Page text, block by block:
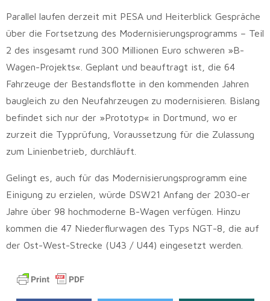
Parallel laufen derzeit mit PESA und Heiterblick Gespräche
über die Fortsetzung des Modernisierungsprogramms – Teil
2 des insgesamt rund 300 Millionen Euro schweren »B-
Wagen-Projekts«. Geplant und beauftragt ist, die 64
Fahrzeuge der Bestandsflotte in den kommenden Jahren
baugleich zu den Neufahrzeugen zu modernisieren. Bislang
befindet sich nur der »Prototyp« in Dortmund, wo er
zurzeit die Typprüfung, Voraussetzung für die Zulassung
zum Linienbetrieb, durchläuft.
Gelingt es, auch für das Modernisierungsprogramm eine
Einigung zu erzielen, würde DSW21 Anfang der 2030-er
Jahre über 98 hochmoderne B-Wagen verfügen. Hinzu
kommen die 47 Niederflurwagen des Typs NGT-8, die auf
der Ost-West-Strecke (U43 / U44) eingesetzt werden.